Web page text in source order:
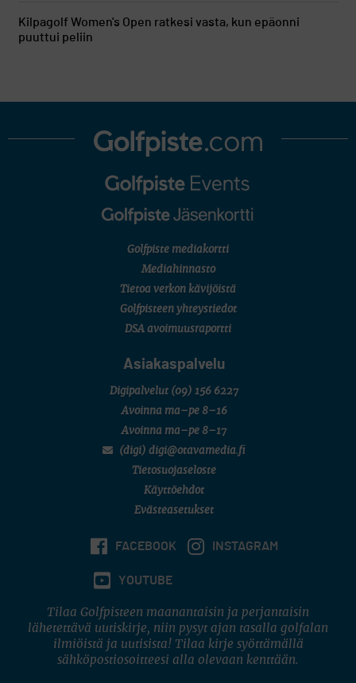
Kilpagolf Women's Open ratkesi vasta, kun epäonni
puuttui peliin
Golfpiste mediakortti
Mediahinnasto
Tietoa verkon kävijöistä
Golfpisteen yhteystiedot
DSA avoimuusraportti
Asiakaspalvelu
Digipalvelut (09) 156 6227
Avoinna ma–pe 8–16
Avoinna ma–pe 8–17
(digi) digi@otavamedia.fi
Tietosuojaseloste
Käyttöehdot
Evästeasetukset
FACEBOOK INSTAGRAM
YOUTUBE
Tilaa Golfpisteen maanantaisin ja perjantaisin
lähetettävä uutiskirje, niin pysyt ajan tasalla golfalan
ilmiöistä ja uutisista! Tilaa kirje syöttämällä
sähköpostiosoitteesi alla olevaan kenttään.